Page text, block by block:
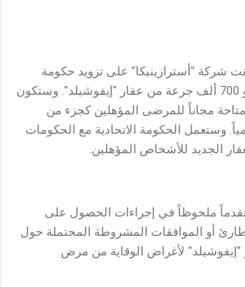
شركة "أسترازينيكا" على تزويد حكومة
الولايات المتحدة بنحو 700 ألف جرعة من عقار "إيفوشيلد". وستكون
متاحة مجاناً للمرضى المؤهلين كجزء من
وستعمل الحكومة الاتحادية مع الحكومات
الجديد للأشخاص المؤهلين.
تقدماً ملحوظاً في إجراءات الحصول على
أو الموافقات المشروطة المحتملة حول
"إيفوشيلد" لأغراض الوقاية من مرض